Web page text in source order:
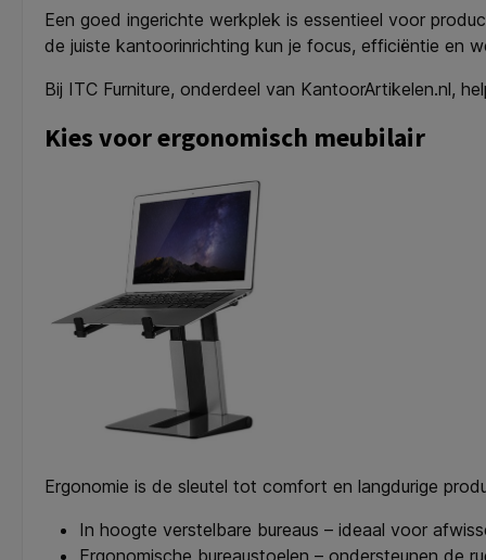
Een goed ingerichte werkplek is essentieel voor
de juiste kantoorinrichting kun je focus, efficiëntie en
Bij ITC Furniture, onderdeel van KantoorArtikelen.nl,
Kies voor ergonomisch meubilair
Ergonomie is de sleutel tot comfort en langdurige
In hoogte verstelbare bureaus – ideaal voor
Ergonomische bureaustoelen – ondersteunen de